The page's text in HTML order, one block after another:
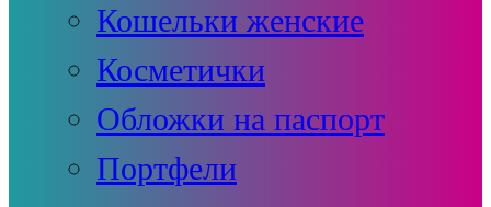
Кошельки женские
Косметички
Обложки на паспорт
Портфели